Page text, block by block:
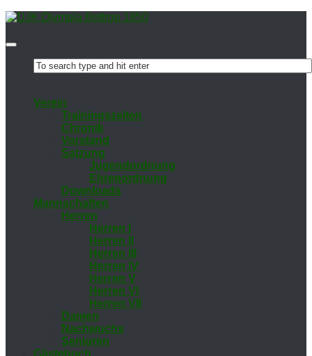
Ver­ein
Trai­nings­zei­ten
Chro­nik
Vor­stand
Sat­zung
Ju­gend­ord­nung
Eh­ren­ord­nung
Down­loads
Mann­schaf­ten
Her­ren
Her­ren I
Her­ren II
Her­ren III
Her­ren IV
Her­ren V
Her­ren VI
Her­ren VII
Da­men
Nach­wuchs
Se­nio­ren
Gäs­te­buch